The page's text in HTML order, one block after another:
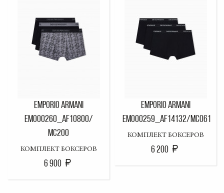
EMPORIO ARMANI
EM000260_AF10800/
MC200
КОМПЛЕКТ БОКСЕРОВ
6 900
EMPORIO ARMANI
EM000259_AF14132/MC061
КОМПЛЕКТ БОКСЕРОВ
6 200